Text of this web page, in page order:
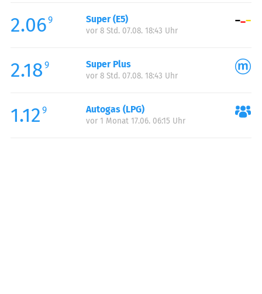
2.069 Super (E5)
vor 8 Std. 07.08. 18:43 Uhr
2.18 9 Super Plus
vor 8 Std. 07.08. 18:43 Uhr
1.12 9 Autogas (LPG)
vor 1 Monat 17.06. 06:15 Uhr